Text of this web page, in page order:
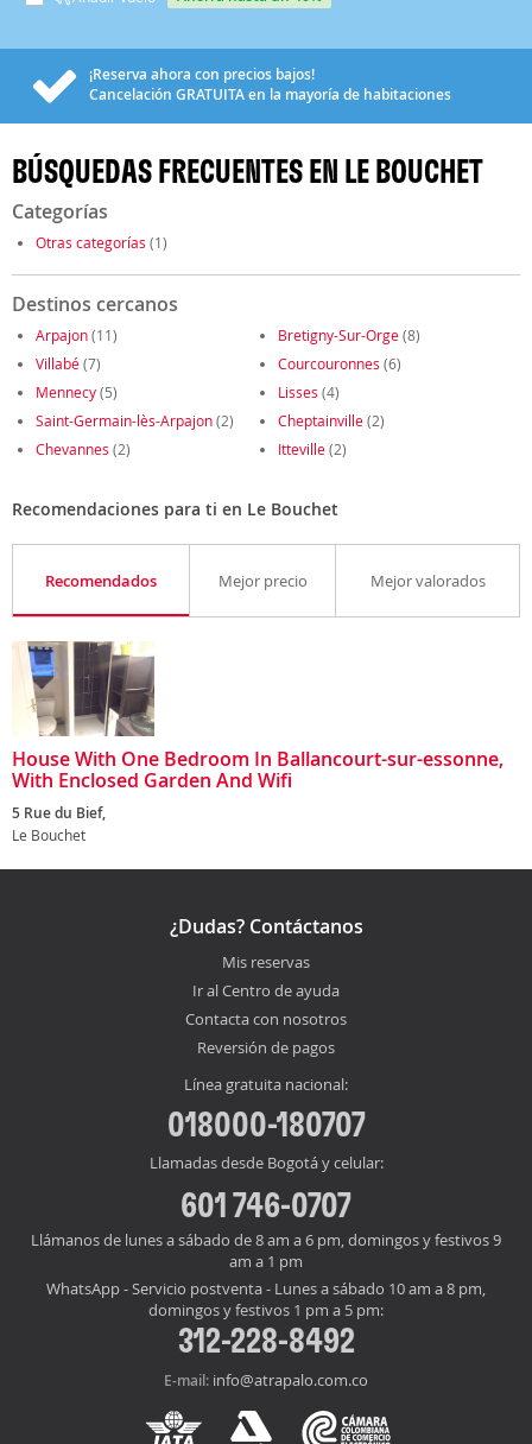
¡Reserva ahora con precios bajos!
Cancelación GRATUITAen la mayoría de habitaciones
BÚSQUEDAS FRECUENTES EN LE BOUCHET
Categorías
Otras categorías (1)
Destinos cercanos
Arpajon(11) Bretigny-Sur-Orge(8)
Villabé(7) Courcouronnes (6)
Mennecy(5) Lisses (4)
Saint-Germain-lès-Arpajon(2) Cheptainville(2)
Chevannes (2) Itteville(2)
Recomendaciones para ti en Le Bouchet
Recomendados Mejor precio Mejor valorados
House With One Bedroom In Ballancourt-sur-essonne,
With Enclosed Garden And Wifi
5 Rue du Bief,
Le Bouchet
¿Dudas? Contáctanos
Mis reservas
Ir al Centro de ayuda
Contacta con nosotros
Reversión de pagos
Línea gratuita nacional:
018000-180707
Llamadas desde Bogotá y celular:
601 746-0707
Llámanos de lunes a sábado de 8 am a 6 pm, domingos y festivos 9
am a 1 pm
WhatsApp - Servicio postventa - Lunes a sábado 10 am a 8 pm,
domingos y festivos 1 pm a 5 pm:
312-228-8492
E-mail: info@atrapalo.com.co